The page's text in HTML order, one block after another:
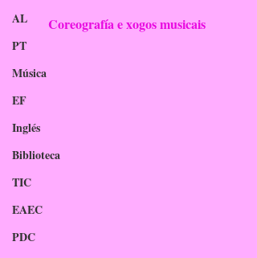
AL
PT
Música
EF
Inglés
Biblioteca
TIC
EAEC
PDC
Coreografía e xogos musicais